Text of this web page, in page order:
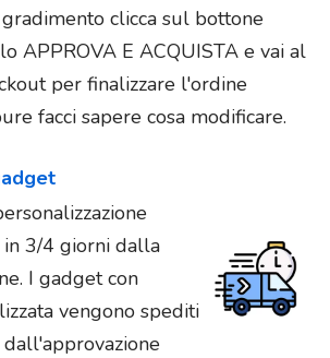
clicca sul bottone
APPROVA E ACQUISTA e vai al
per finalizzare l'ordine
facci sapere cosa modificare.
3/4 giorni dalla
I gadget con
vengono spediti